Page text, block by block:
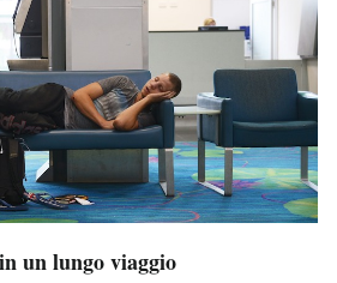
un lungo viaggio